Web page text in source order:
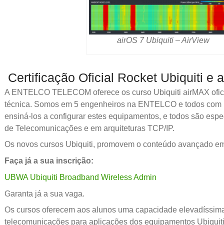
airOS 7 Ubiquiti – AirView
Certificação Oficial Rocket Ubiquiti e
A ENTELCO TELECOM oferece os curso Ubiquiti airMAX
técnica. Somos em 5 engenheiros na ENTELCO e todos
ensiná-los a configurar estes equipamentos, e todos são
de Telecomunicações e em arquiteturas TCP/IP.
Os novos cursos Ubiquiti, promovem o conteúdo avançado
Faça já a sua inscrição:
UBWA Ubiquiti Broadband Wireless Admin
Garanta já a sua vaga.
Os cursos oferecem aos alunos uma capacidade
telecomunicações para aplicações dos equipamentos